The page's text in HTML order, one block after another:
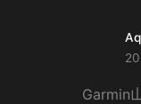
Garmin